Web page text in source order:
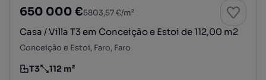
650 000 €5803,57 €/m²
Casa / Villa T3 em Conceição e Estoi de 112,00 m2
Conceição e Estoi, Faro, Faro
Tipologia
T3
Preço por metro quadrado
112 m²